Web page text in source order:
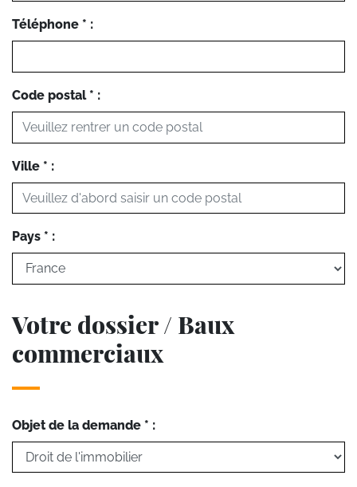
Téléphone * :
Code postal * :
Ville * :
Pays * :
Votre dossier / Baux
commerciaux
Objet de la demande * :